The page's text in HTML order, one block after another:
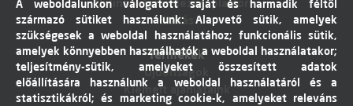
Elállás
Termékek
Újdonságok
Kiemelt ajánlataink
A weboldalunkon válogatott saját és harmadik féltől
származó sütiket használunk: Alapvető sütik, amelyek
szükségesek a weboldal használatához; funkcionális sütik,
amelyek könnyebben használhatók a weboldal használatakor;
teljesítmény-sütik, amelyeket összesített adatok
előállítására használunk a weboldal használatáról és a
statisztikákról; és marketing cookie-k, amelyeket releváns